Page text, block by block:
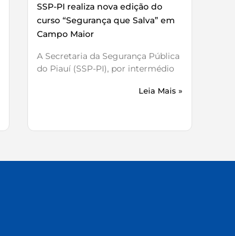
SSP-PI realiza nova edição do
curso “Segurança que Salva” em
Campo Maior
A Secretaria da Segurança Pública
do Piauí (SSP-PI), por intermédio
Leia Mais »